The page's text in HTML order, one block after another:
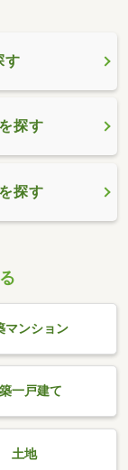
す
探す
探す
マンション
一戸建て
土地